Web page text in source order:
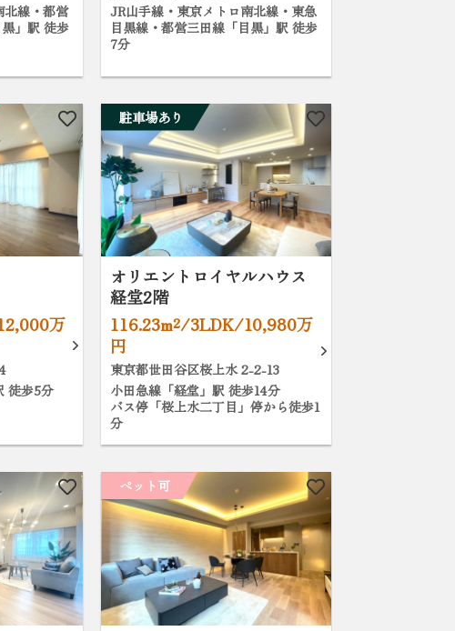
北線・都営
」駅 徒歩
JR山手線・東京メトロ南北線・東急
目黒線・都営三田線「目黒」駅 徒歩
7分
万
徒歩5分
駐車場あり
オリエントロイヤルハウス
経堂2階
116.23m²/3LDK/10,980万
円
東京都世田谷区桜上水 2-2-13
小田急線「経堂」駅 徒歩14分
バス停「桜上水二丁目」停から徒歩1
分
ペット可